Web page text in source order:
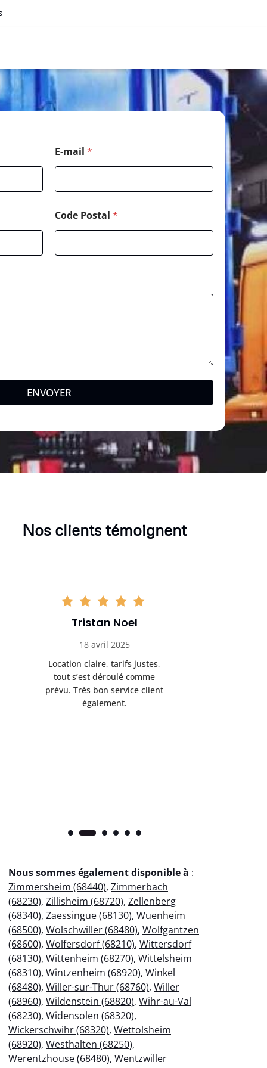
E-mail *
Code Postal *
ENVOYER
Nos clients témoignent
Tristan Noel
18 avril 2025
Location claire, tarifs justes,
tout s’est déroulé comme
prévu. Très bon service client
également.
Nous sommes également disponible à :
Zimmersheim (68440), Zimmerbach
(68230), Zillisheim (68720), Zellenberg
(68340), Zaessingue (68130), Wuenheim
(68500), Wolschwiller (68480), Wolfgantzen
(68600), Wolfersdorf (68210), Wittersdorf
(68130), Wittenheim (68270), Wittelsheim
(68310), Wintzenheim (68920), Winkel
(68480), Willer-sur-Thur (68760), Willer
(68960), Wildenstein (68820), Wihr-au-Val
(68230), Widensolen (68320),
Wickerschwihr (68320), Wettolsheim
(68920), Westhalten (68250),
Werentzhouse (68480), Wentzwiller